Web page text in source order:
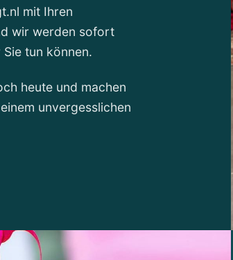
mit Ihren
wir werden sofort
tun können.
heute und machen
unvergesslichen